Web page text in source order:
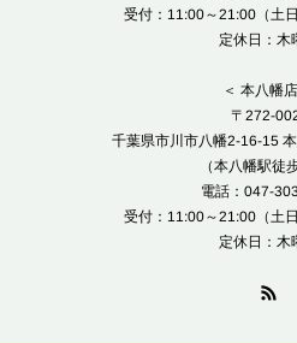
受付：11:00～21:00（土
定休日：木
＜ 本八幡
〒272-
千葉県市川市八幡2-16-15
（本八幡駅徒
電話：047-
受付：11:00～21:00（土
定休日：木